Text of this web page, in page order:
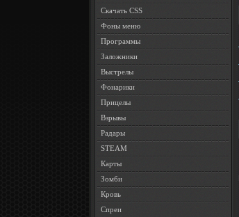
Скачать CSS
Фоны меню
Программы
Заложники
Выстрелы
Фонарики
Прицелы
Взрывы
Радары
STEAM
Карты
Зомби
Кровь
Спреи